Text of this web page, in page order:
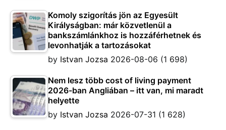
Komoly szigorítás jön az Egyesült
Királyságban: már közvetlenül a
bankszámlánkhoz is hozzáférhetnek és
levonhatják a tartozásokat
by Istvan Jozsa 2026-08-06 (1 698)
Nem lesz több cost of living payment
2026-ban Angliában – itt van, mi maradt
helyette
by Istvan Jozsa 2026-07-31 (1 628)